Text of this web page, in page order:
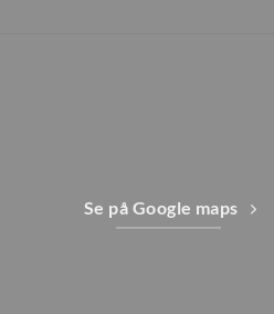
Se på Google maps